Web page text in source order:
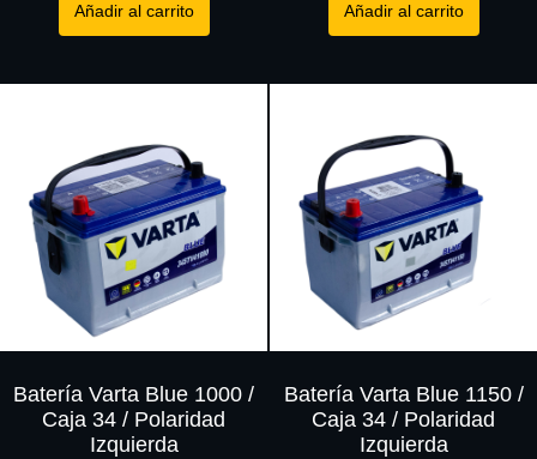
Añadir al carrito Añadir al carrito
Batería Varta Blue 1000 /
Caja 34 / Polaridad
Izquierda
Batería Varta Blue 1150 /
Caja 34 / Polaridad
Izquierda